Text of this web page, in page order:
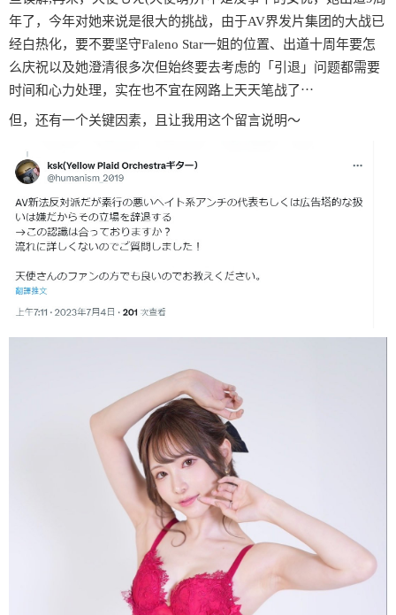
年了，今年对她来说是很大的挑战，由于AV界发片集团的大战已
经白热化，要不要坚守Faleno Star一姐的位置、出道十周年要怎
么庆祝以及她澄清很多次但始终要去考虑的「引退」问题都需要
时间和心力处理，实在也不宜在网路上天天笔战了⋯
但，还有一个关键因素，且让我用这个留言说明〜